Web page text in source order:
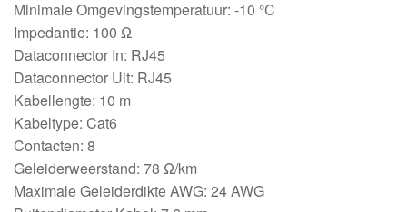
Minimale Omgevingstemperatuur: -10 °C
Impedantie: 100 Ω
Dataconnector In: RJ45
Dataconnector Uit: RJ45
Kabellengte: 10 m
Kabeltype: Cat6
Contacten: 8
Geleiderweerstand: 78 Ω/km
Maximale Geleiderdikte AWG: 24 AWG